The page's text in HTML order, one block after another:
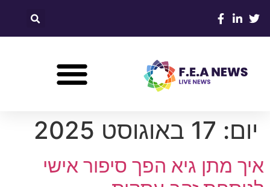
יום: 17 באוגוסט 2025
איך מתן גיא הפך סיפור אישי